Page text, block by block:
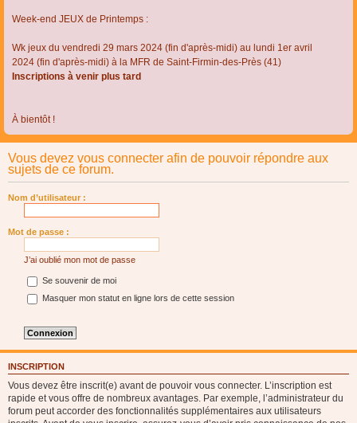
Week-end JEUX de Printemps :
Wk jeux du vendredi 29 mars 2024 (fin d'après-midi) au lundi 1er avril
2024 (fin d'après-midi) à la MFR de Saint-Firmin-des-Près (41)
Inscriptions à venir plus tard
À bientôt !
Vous devez vous connecter afin de pouvoir répondre aux
sujets de ce forum.
Nom d’utilisateur :
Mot de passe :
J’ai oublié mon mot de passe
Se souvenir de moi
Masquer mon statut en ligne lors de cette session
INSCRIPTION
Vous devez être inscrit(e) avant de pouvoir vous connecter. L’inscription est
rapide et vous offre de nombreux avantages. Par exemple, l’administrateur du
forum peut accorder des fonctionnalités supplémentaires aux utilisateurs